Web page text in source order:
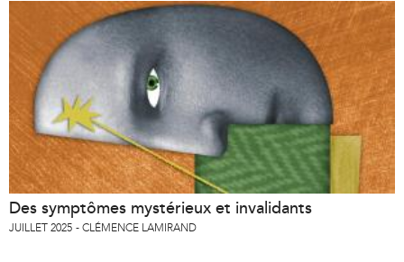
Des symptômes mystérieux et invalidants
JUILLET 2025 CLÉMENCE LAMIRAND